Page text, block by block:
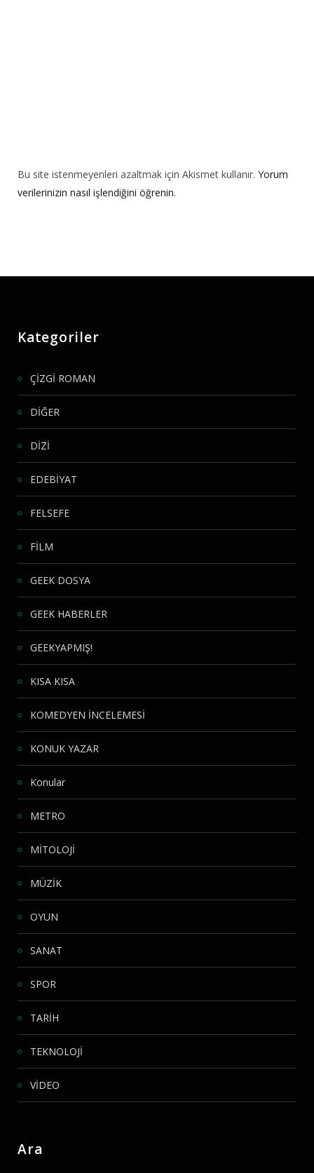
Bu site istenmeyenleri azaltmak için Akismet kullanır. Yorum
verilerinizin nasıl işlendiğini öğrenin.
Kategoriler
ÇİZGİ ROMAN
DİĞER
DİZİ
EDEBİYAT
FELSEFE
FİLM
GEEK DOSYA
GEEK HABERLER
GEEKYAPMIŞ!
KISA KISA
KOMEDYEN İNCELEMESİ
KONUK YAZAR
Konular
METRO
MİTOLOJİ
MÜZİK
OYUN
SANAT
SPOR
TARİH
TEKNOLOJİ
VİDEO
Ara